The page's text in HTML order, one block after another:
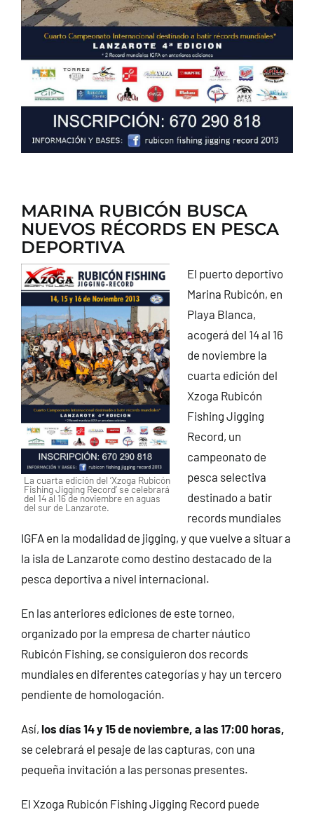
MARINA RUBICÓN BUSCA
NUEVOS RÉCORDS EN PESCA
DEPORTIVA
La cuarta edición del ‘Xzoga Rubicón
Fishing Jigging Record’ se celebrará
del 14 al 16 de noviembre en aguas
del sur de Lanzarote.
El puerto deportivo
Marina Rubicón, en
Playa Blanca,
acogerá del 14 al 16
de noviembre la
cuarta edición del
Xzoga Rubicón
Fishing Jigging
Record, un
campeonato de
pesca selectiva
destinado a batir
records mundiales
IGFA en la modalidad de jigging, y que vuelve a situar a
la isla de Lanzarote como destino destacado de la
pesca deportiva a nivel internacional.
En las anteriores ediciones de este torneo,
organizado por la empresa de charter náutico
Rubicón Fishing, se consiguieron dos records
mundiales en diferentes categorías y hay un tercero
pendiente de homologación.
Así, los días 14 y 15 de noviembre, a las 17:00 horas,
se celebrará el pesaje de las capturas, con una
pequeña invitación a las personas presentes.
El Xzoga Rubicón Fishing Jigging Record puede